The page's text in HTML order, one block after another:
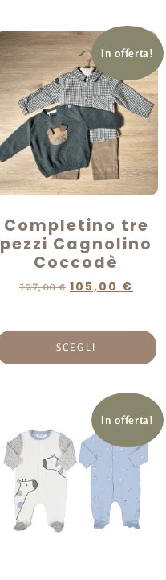
In offerta!
Completino tre
pezzi Cagnolino
Coccodè
127,00€ 105,00 €
SCEGLI
In offerta!